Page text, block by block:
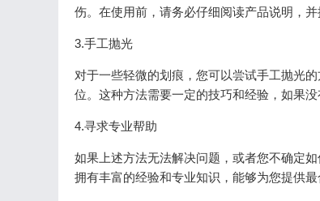
伤。在使用前，请务必仔细阅读产品说明，并
3.手工抛光
对于一些轻微的划痕，您可以尝试手工抛光
位。这种方法需要一定的技巧和经验，如果
4.寻求专业帮助
如果上述方法无法解决问题，或者您不确定
拥有丰富的经验和专业知识，能够为您提供最